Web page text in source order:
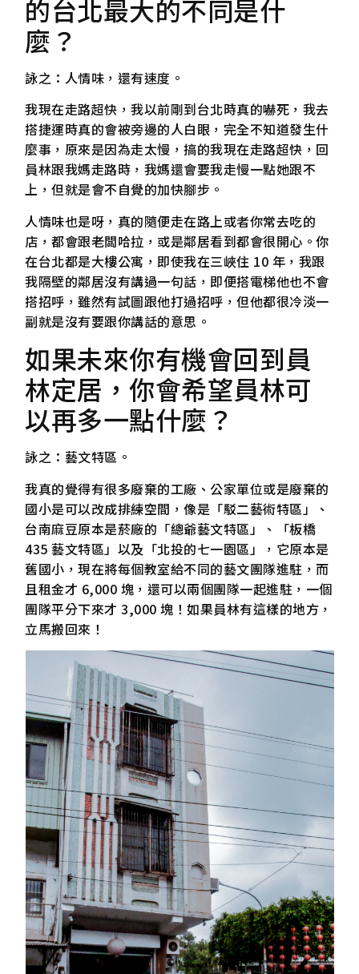
的台北最大的不同是什
麼？
詠之：人情味，還有速度。
我現在走路超快，我以前剛到台北時真的嚇死，我去
搭捷運時真的會被旁邊的人白眼，完全不知道發生什
麼事，原來是因為走太慢，搞的我現在走路超快，回
員林跟我媽走路時，我媽還會要我走慢一點她跟不
上，但就是會不自覺的加快腳步。
人情味也是呀，真的隨便走在路上或者你常去吃的
店，都會跟老闆哈拉，或是鄰居看到都會很開心。你
在台北都是大樓公寓，即使我在三峽住 10 年，我跟
我隔壁的鄰居沒有講過一句話，即便搭電梯他也不會
搭招呼，雖然有試圖跟他打過招呼，但他都很冷淡一
副就是沒有要跟你講話的意思。
如果未來你有機會回到員
林定居，你會希望員林可
以再多一點什麼？
詠之：藝文特區。
我真的覺得有很多廢棄的工廠、公家單位或是廢棄的
國小是可以改成排練空間，像是「駁二藝術特區」、
台南麻豆原本是菸廠的「總爺藝文特區」、「板橋
435 藝文特區」以及「北投的七一園區」，它原本是
舊國小，現在將每個教室給不同的藝文團隊進駐，而
且租金才 6,000 塊，還可以兩個團隊一起進駐，一個
團隊平分下來才 3,000 塊！如果員林有這樣的地方，
立馬搬回來！